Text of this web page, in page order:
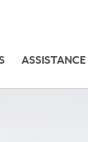
ASSISTANCE